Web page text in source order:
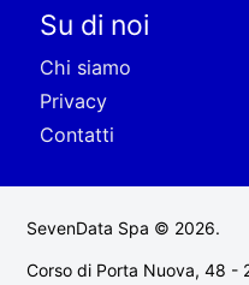
Su di noi
Chi siamo
Privacy
Contatti
SevenData Spa © 2026.
Corso di Porta Nuova, 48 -